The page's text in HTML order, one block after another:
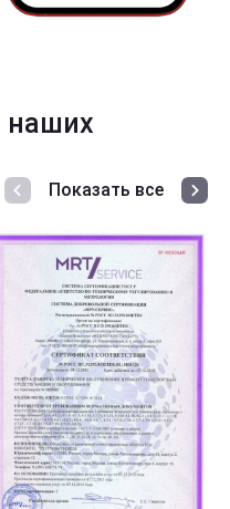
наших
Показать все